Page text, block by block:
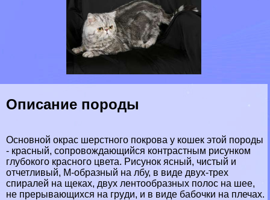
Описание породы
Основной окрас шерстного покрова у кошек этой породы
- красный, сопровождающийся контрастным рисунком
глубокого красного цвета. Рисунок ясный, чистый и
отчетливый, М-образный на лбу, в виде двух-трех
спиралей на щеках, двух лентообразных полос на шее,
не прерывающихся на гpyди, и в виде бабочки на плечах.